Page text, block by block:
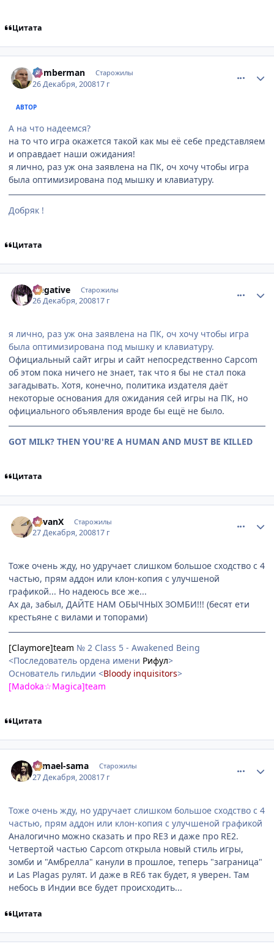
Цитата
Bomberman Старожилы
26 Декабря, 200817 г
АВТОР
А на что надеемся?
на то что игра окажется такой как мы её себе представляем
и оправдает наши ожидания!
я лично, раз уж она заявлена на ПК, оч хочу чтобы игра
была оптимизирована под мышку и клавиатуру.
Добряк !
Цитата
Negative Старожилы
26 Декабря, 200817 г
я лично, раз уж она заявлена на ПК, оч хочу чтобы игра
была оптимизирована под мышку и клавиатуру.
Официальный сайт игры и сайт непосредственно Capcom
об этом пока ничего не знает, так что я бы не стал пока
загадывать. Хотя, конечно, политика издателя даёт
некоторые основания для ожидания сей игры на ПК, но
официального объявления вроде бы ещё не было.
GOT MILK? THEN YOU'RE A HUMAN AND MUST BE KILLED
Цитата
RevanX Старожилы
27 Декабря, 200817 г
Тоже очень жду, но удручает слишком большое сходство с 4
частью, прям аддон или клон-копия с улучшеной
графикой... Но надеюсь все же...
Ах да, забыл, ДАЙТЕ НАМ ОБЫЧНЫХ ЗОМБИ!!! (бесят ети
крестьяне с вилами и топорами)
[Claymore]team № 2 Class 5 - Awakened Being
<Последователь ордена имени Рифул>
Основатель гильдии <Bloody inquisitors>
[Madoka☆Magica]team
Цитата
Samael-sama Старожилы
27 Декабря, 200817 г
Тоже очень жду, но удручает слишком большое сходство с 4
частью, прям аддон или клон-копия с улучшеной графикой
Аналогично можно сказать и про RE3 и даже про RE2.
Четвертой частью Capcom открыла новый стиль игры,
зомби и "Амбрелла" канули в прошлое, теперь "заграница"
и Las Plagas рулят. И даже в RE6 так будет, я уверен. Там
небось в Индии все будет происходить...
Цитата